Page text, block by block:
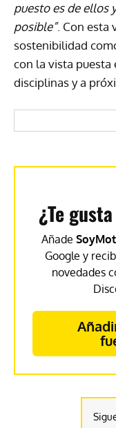
puesto es de ellos
posible”. Con esta
sostenibilidad
con la vista
disciplinas y a
¿Te
Añade
Google y
novedades